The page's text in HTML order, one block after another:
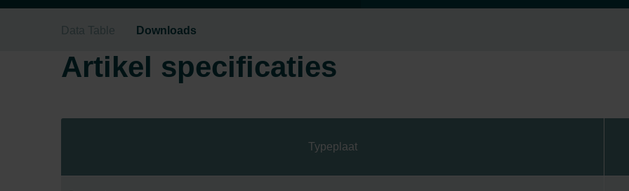
Data Table Downloads
Artikel specificaties
Typeplaat